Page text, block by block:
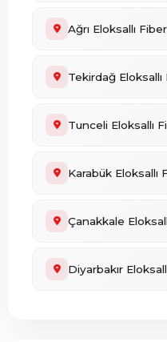
Ağrı Eloksallı
Tekirdağ Eloksallı
Tunceli Eloksallı
Karabük Eloksallı
Çanakkale
Diyarbakır